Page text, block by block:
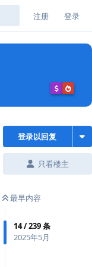
注册 登录
登录以回复
只看楼主
最早内容
14/239条
2025年5月